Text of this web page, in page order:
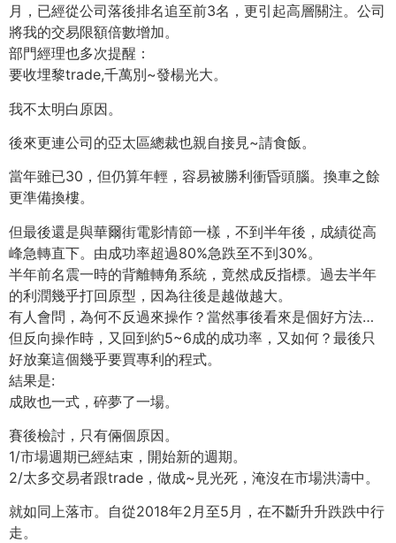
月，已經從公司落後排名追至前3名，更引起高層關注。公司
將我的交易限額倍數增加。
部門經理也多次提醒：
要收埋黎trade,千萬別~發楊光大。
我不太明白原因。
後來更連公司的亞太區總裁也親自接見~請食飯。
當年雖已30，但仍算年輕，容易被勝利衝昏頭腦。換車之餘
更準備換樓。
但最後還是與華爾街電影情節一樣，不到半年後，成績從高
峰急轉直下。由成功率超過80%急跌至不到30%。
半年前名震一時的背離轉角系統，竟然成反指標。過去半年
的利潤幾乎打回原型，因為往後是越做越大。
有人會問，為何不反過來操作？當然事後看來是個好方法…
但反向操作時，又回到約5~6成的成功率，又如何？最後只
好放棄這個幾乎要買專利的程式。
結果是:
成敗也一式，碎夢了一場。
賽後檢討，只有倆個原因。
1/市場週期已經結束，開始新的週期。
2/太多交易者跟trade，做成~見光死，淹沒在市場洪濤中。
就如同上落市。自從2018年2月至5月，在不斷升升跌跌中行
走。